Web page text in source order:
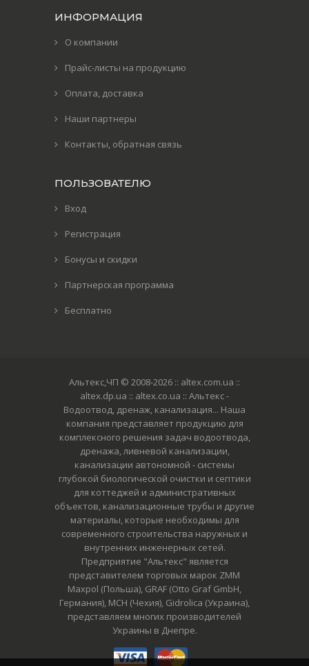
ИНФОРМАЦИЯ
О компании
Прайс-листы на продукцию
Оплата, доставка
Наши партнеры
Контакты, обратная связь
ПОЛЬЗОВАТЕЛЮ
Вход
Регистрация
Бонусы и скидки
Партнерская программа
Бесплатно
Альтекс,ЧП © 2008-2026 :: altex.com.ua ::
altex.dp.ua :: altex.co.ua :: Альтекс -
Водоотвод, дренаж, канализация... Наша
компания представляет продукцию для
комплексного решения задач водоотвода,
дренажа, ливневой канализации,
канализации автономной - системы
глубокой биологической очистки и септики
для коттеджей и административных
объектов, канализационные трубы и другие
материалы, которые необходимы для
современного строительства наружных и
внутренних инженерных сетей.
Предприятие "Альтекс" является
представителем торговых марок ZMM
Maxpol (Польша), GRAF (Otto Graf GmbH,
Германия), MCH (Чехия), Gidrolica (Украина),
представляем многих производителей
Украины в Днепре.